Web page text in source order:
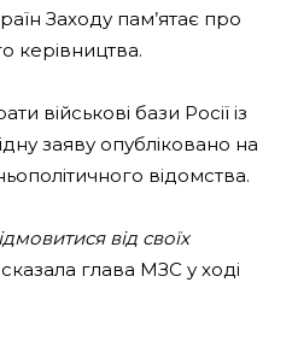
Заходу пам’ятає про
керівництва.
військові бази Росії із
заяву опубліковано на
відомства.
від своїх
глава МЗС у ході